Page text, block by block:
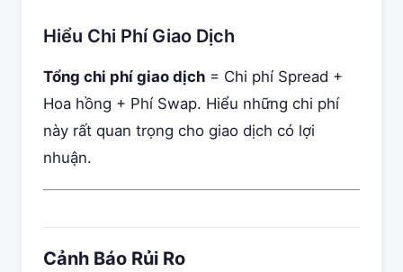
Hiểu Chi Phí Giao Dịch
Tổng chi phí giao dịch = Chi phí Spread +
Hoa hồng + Phí Swap. Hiểu những chi phí
này rất quan trọng cho giao dịch có lợi
nhuận.
Cảnh Báo Rủi Ro